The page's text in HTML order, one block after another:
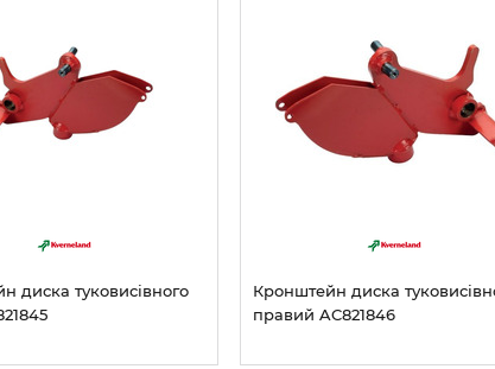
диска туковисівного
Кронштейн диска
правий AC821846